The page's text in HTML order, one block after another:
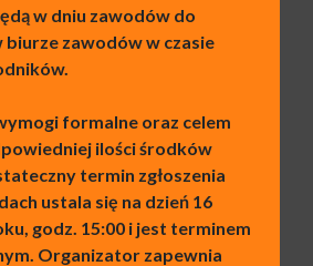
w dniu zawodów do
biurze zawodów w czasie
formalne oraz celem
ilości środków
termin zgłoszenia
ustala się na dzień 16
godz. 15:00 i jest terminem
Organizator zapewnia